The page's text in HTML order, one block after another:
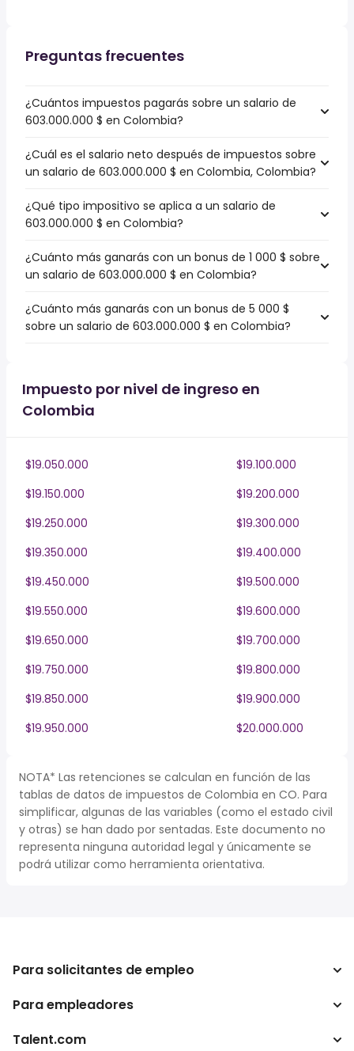
Preguntas frecuentes
¿Cuántos impuestos pagarás sobre un salario de
603.000.000 $ en Colombia?
¿Cuál es el salario neto después de impuestos sobre
un salario de 603.000.000 $ en Colombia, Colombia?
¿Qué tipo impositivo se aplica a un salario de
603.000.000 $ en Colombia?
¿Cuánto más ganarás con un bonus de 1 000 $ sobre
un salario de 603.000.000 $ en Colombia?
¿Cuánto más ganarás con un bonus de 5 000 $
sobre un salario de 603.000.000 $ en Colombia?
Impuesto por nivel de ingreso en
Colombia
$19.050.000
$19.100.000
$19.150.000
$19.200.000
$19.250.000
$19.300.000
$19.350.000
$19.400.000
$19.450.000
$19.500.000
$19.550.000
$19.600.000
$19.650.000
$19.700.000
$19.750.000
$19.800.000
$19.850.000
$19.900.000
$19.950.000
$20.000.000
NOTA* Las retenciones se calculan en función de las
tablas de datos de impuestos de Colombia en CO. Para
simplificar, algunas de las variables (como el estado civil
y otras) se han dado por sentadas. Este documento no
representa ninguna autoridad legal y únicamente se
podrá utilizar como herramienta orientativa.
Para solicitantes de empleo
Buscador de trabajo
Para empleadores
Empresa
Talent.com